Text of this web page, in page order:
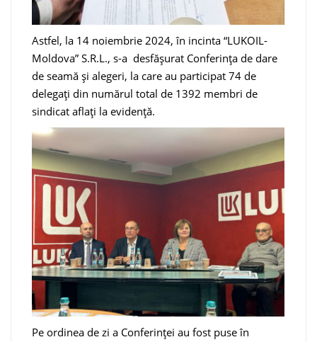
Astfel, la 14 noiembrie 2024, în incinta “LUKOIL-
Moldova” S.R.L., s-a desfășurat Conferința de dare
de seamă și alegeri, la care au participat 74 de
delegați din numărul total de 1392 membri de
sindicat aflați la evidență.
Pe ordinea de zi a Conferinţei au fost puse în